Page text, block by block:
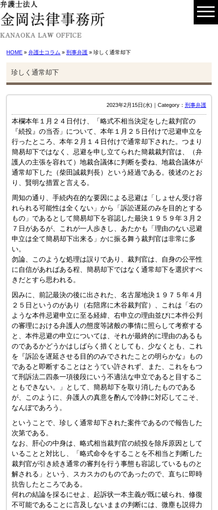
HOME »弁護士コラム »刑事弁護 » 珍しく通常却下
珍しく通常却下
2023年2月15日(水)｜Category： 刑事弁護
本欄本年１月２４日付け、「略式不相当決定をした裁判官の
『続投』の当否」について、本年１月２５日付けで忌避申立を
行ったところ、本年２月１４日付けで通常却下された。つまり
簡易却下ではなく、忌避を申し立てられた簡裁裁判官は、（弁
護人の主張を容れて）地裁合議体に判断を委ね、地裁合議体が
通常却下した（柴田誠裁判長）という経過である。後述のとお
り、賢明な措置と言える。
周知の通り、手続内在的な要因による忌避は「しょせん受け容
れられる可能性は全くない」から「訴訟遅延のみを目的とする
もの」であるとして簡易却下を容認した最決１９５９年３月２
７日があるが、これが一人歩きし、あたかも「理由のない忌避
申立は全て簡易却下出来る」かに振る舞う裁判官は非常に多
い。
勿論、このような処理は誤りであり、裁判官は、自身の公平性
に自信があればある程、簡易却下ではなく通常却下を選択すべ
きだとすら思われる。
因みに、前記最決の後に出された、名古屋地決１９７５年４月
２５日というのがあり（右陪席に木谷裁判官）、これは「右の
ような本件忌避申立に至る経緯、右申立の理由並びに本件公判
の審理における弁護人の態度等諸般の事情に照らして考察する
と、本件忌避の申立については、それが最終的に理由のあるも
のであるかどうかはしばらく措くとしても、少なくとも、これ
を『訴訟を遅延させる目的のみでされたことの明らかな』もの
であると即断することはとうてい許されず、また、これをもつ
て刑訴法二四条一項後段にいう不適法な申立であると目するこ
ともできない。」として、簡易却下を取り消したものである
が、このように、弁護人の真意を酌んで冷静に対応してこそ、
なんぼであろう。
ということで、珍しく通常却下された案件であるので報告した
次第である。
なお、肝心の中身は、略式相当裁判官の続投を除斥原因として
いることと対比し、「略式命令をすることを不相当と判断した
裁判官が引き続き通常の審判を行う事態も容認しているものと
解される」という、スカスカのものであったので、直ちに即時
抗告したところである。
何れの結論を採るにせよ、起訴状一本主義が既に破られ、修復
不可能であることに言及しないままの判断には、微塵も説得力